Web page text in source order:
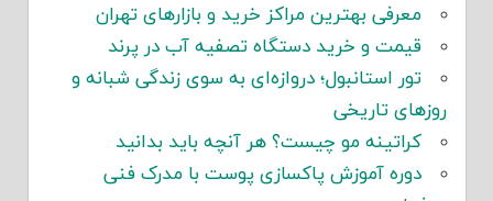
معرفی بهترین مراکز خرید و بازارهای تهران
قیمت و خرید دستگاه تصفیه آب در پرند
تور استانبول؛ دروازه‌ای به سوی زندگی شبانه و
روزهای تاریخی
کراتینه مو چیست؟ هر آنچه باید بدانید
دوره آموزش پاکسازی پوست با مدرک فنی